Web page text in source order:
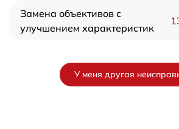
Замена объективов с
улучшением характеристик
У меня другая